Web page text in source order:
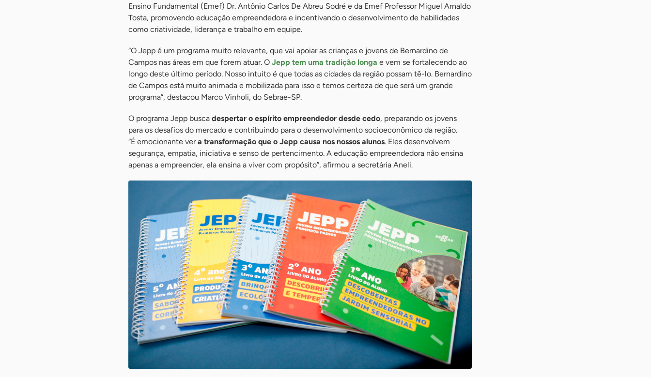
Ensino Fundamental (Emef) Dr. Antônio Carlos De Abreu Sodré e da Emef Professor Miguel Arnaldo
Tosta, promovendo educação empreendedora e incentivando o desenvolvimento de habilidades
como criatividade, liderança e trabalho em equipe.
“O Jepp é um programa muito relevante, que vai apoiar as crianças e jovens de Bernardino de
Campos nas áreas em que forem atuar. O Jepp tem uma tradição longa e vem se fortalecendo ao
longo deste último período. Nosso intuito é que todas as cidades da região possam tê-lo. Bernardino
de Campos está muito animada e mobilizada para isso e temos certeza de que será um grande
programa”, destacou Marco Vinholi, do Sebrae-SP.
O programa Jepp busca despertar o espírito empreendedor desde cedo, preparando os jovens
para os desafios do mercado e contribuindo para o desenvolvimento socioeconômico da região.
“É emocionante vera transformação que o Jepp causa nos nossos alunos. Eles desenvolvem
segurança, empatia, iniciativa e senso de pertencimento. A educação empreendedora não ensina
apenas a empreender, ela ensina a viver com propósito”, afirmou a secretária Aneli.